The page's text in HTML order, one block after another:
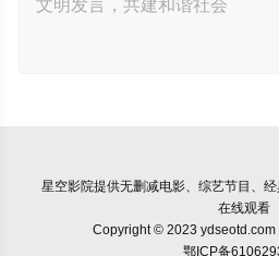
星空影院提供无删减电影、综艺节目、
在线观看
Copyright © 2023 ydseotd.com
鄂ICP备